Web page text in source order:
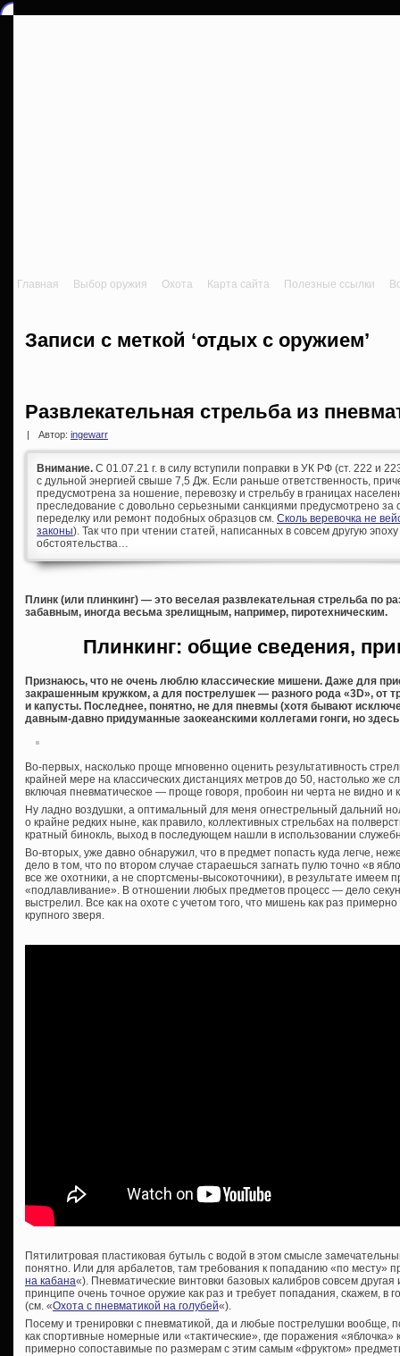
Главная Выбор оружия Охота Карта сайта Полезные ссылки
Записи с меткой ‘отдых с оружием’
Развлекательная стрельба из
Автор: ingewarr
Внимание. С 01.07.21 г. в силу вступили поправки в УК РФ (ст. 222 и
с дульной энергией свыше 7,5 Дж. Если раньше ответственность,
предусмотрена за ношение, перевозку и стрельбу в границах
преследование с довольно серьезными санкциями предусмотрено за
переделку или ремонт подобных образцов см. Сколь веревочка не
законы). Так что при чтении статей, написанных в совсем другую
обстоятельства…
Плинк (или плинкинг) — это веселая развлекательная стрельба по
забавным, иногда весьма зрелищным, например, пиротехническим.
Плинкинг: общие сведения,
Признаюсь, что не очень люблю классические мишени. Даже для
закрашенным кружком, а для пострелушек — разного рода «3D», от
и капусты. Последнее, понятно, не для пневмы (хотя бывают
давным-давно придуманные заокеанскими коллегами гонги, но
Во-первых, насколько проще мгновенно оценить результативность
крайней мере на классических дистанциях метров до 50, настолько же
включая пневматическое — проще говоря, пробоин ни черта не видно и
Ну ладно воздушки, а оптимальный для меня огнестрельный дальний
о крайне редких ныне, как правило, коллективных стрельбах на
кратный бинокль, выход в последующем нашли в использовании
Во-вторых, уже давно обнаружил, что в предмет попасть куда легче,
дело в том, что по втором случае стараешься загнать пулю точно «в
все же охотники, а не спортсмены-высокоточники), в результате имеем
«подлавливание». В отношении любых предметов процесс — дело
выстрелил. Все как на охоте с учетом того, что мишень как раз
крупного зверя.
Пятилитровая пластиковая бутыль с водой в этом смысле
понятно. Или для арбалетов, там требования к попаданию «по месту»
на кабана«). Пневматические винтовки базовых калибров совсем
принципе очень точное оружие как раз и требует попадания, скажем,
(см. «Охота с пневматикой на голубей«).
Посему и тренировки с пневматикой, да и любые пострелушки вообще,
как спортивные номерные или «тактические», где поражения «яблочка»
примерно сопоставимые по размерам с этим самым «фруктом»